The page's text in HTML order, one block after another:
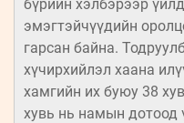
бүрийн хэлбэрээр
эмэгтэйчүүдийн
гарсан байна.
хүчирхийлэл хаана
хамгийн их буюу 38
хувь нь намын дотоод